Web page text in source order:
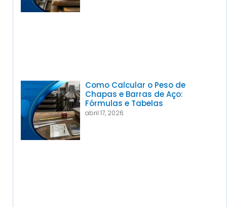
Como Calcular o Peso de
Chapas e Barras de Aço:
Fórmulas e Tabelas
abril 17, 2026